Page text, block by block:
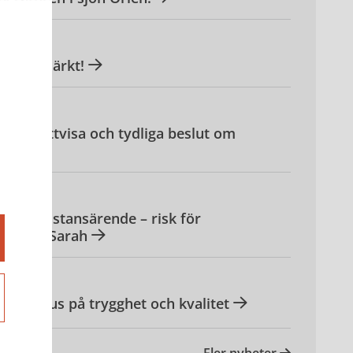
stjärnmärkt!
rättvisa och tydliga beslut om
i assistansärende – risk för
Lex Sarah
– fokus på trygghet och kvalitet